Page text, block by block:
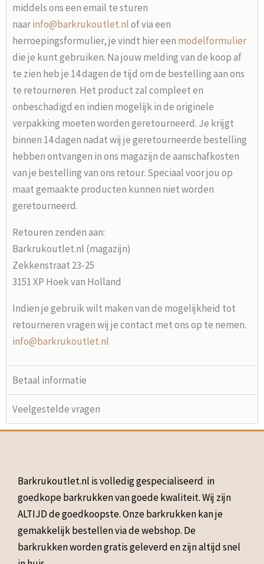
middels ons een email te sturen
naarinfo@barkrukoutlet.nlof via een
herroepingsformulier, je vindt hier een modelformulier
die je kunt gebruiken. Na jouw melding van de koop af
te zien heb je 14 dagen de tijd om de bestelling aan ons
te retourneren. Het product zal compleet en
onbeschadigd en indien mogelijk in de originele
verpakking moeten worden geretourneerd. Je krijgt
binnen 14 dagen nadat wij je geretourneerde bestelling
hebben ontvangen in ons magazijn de aanschafkosten
van je bestelling van ons retour. Speciaal voor jou op
maat gemaakte producten kunnen niet worden
geretourneerd.
Retouren zenden aan:
Barkrukoutlet.nl (magazijn)
Zekkenstraat 23-25
3151 XP Hoek van Holland
Indien je gebruik wilt maken van de mogelijkheid tot
retourneren vragen wij je contact met ons op te nemen.
info@barkrukoutlet.nl
Betaal informatie
Veelgestelde vragen
Barkrukoutlet.nl is volledig gespecialiseerd in
goedkope barkrukken van goede kwaliteit. Wij zijn
ALTIJD de goedkoopste. Onze barkrukken kan je
gemakkelijk bestellen via de webshop. De
barkrukken worden gratis geleverd en zijn altijd snel